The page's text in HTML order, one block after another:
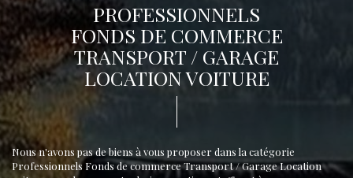
PROFESSIONNELS
FONDS DE COMMERCE
TRANSPORT / GARAGE
LOCATION VOITURE
Nous n'avons pas de biens à vous proposer dans la catégorie
Professionnels Fonds de commerce Transport / Garage Location